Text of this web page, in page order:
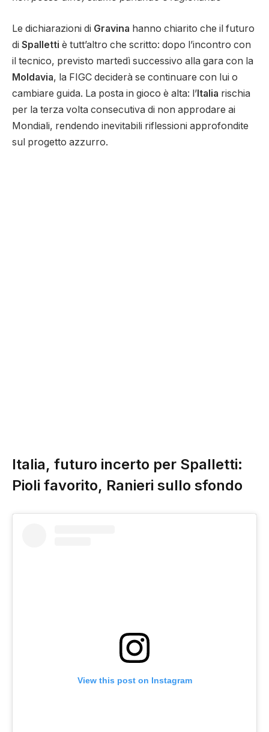
Le dichiarazioni di Gravina hanno chiarito che il futuro
di Spalletti è tutt’altro che scritto: dopo l’incontro con
il tecnico, previsto martedì successivo alla gara con la
Moldavia, la FIGC deciderà se continuare con lui o
cambiare guida. La posta in gioco è alta: l’Italia rischia
per la terza volta consecutiva di non approdare ai
Mondiali, rendendo inevitabili riflessioni approfondite
sul progetto azzurro.
Italia, futuro incerto per Spalletti:
Pioli favorito, Ranieri sullo sfondo
View this post on Instagram